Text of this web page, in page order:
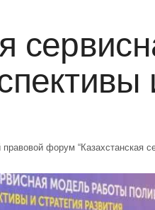
форум “Казахстанская